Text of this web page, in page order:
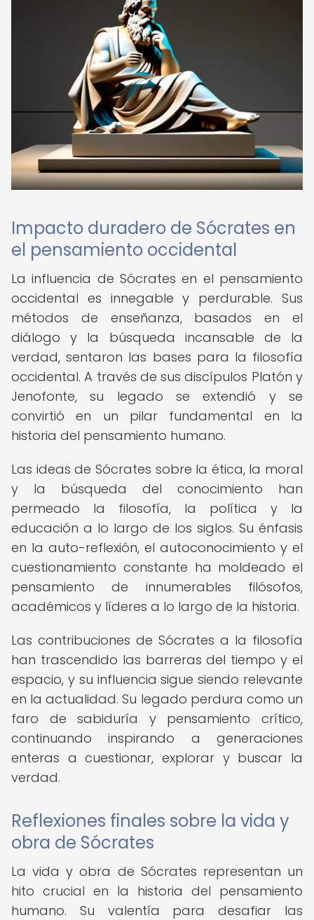
Impacto duradero de Sócrates en
el pensamiento occidental
La influencia de Sócrates en el pensamiento
occidental es innegable y perdurable. Sus
métodos de enseñanza, basados en el
diálogo y la búsqueda incansable de la
verdad, sentaron las bases para la filosofía
occidental. A través de sus discípulos Platón y
Jenofonte, su legado se extendió y se
convirtió en un pilar fundamental en la
historia del pensamiento humano.
Las ideas de Sócrates sobre la ética, la moral
y la búsqueda del conocimiento han
permeado la filosofía, la política y la
educación a lo largo de los siglos. Su énfasis
en la auto-reflexión, el autoconocimiento y el
cuestionamiento constante ha moldeado el
pensamiento de innumerables filósofos,
académicos y líderes a lo largo de la historia.
Las contribuciones de Sócrates a la filosofía
han trascendido las barreras del tiempo y el
espacio, y su influencia sigue siendo relevante
en la actualidad. Su legado perdura como un
faro de sabiduría y pensamiento crítico,
continuando inspirando a generaciones
enteras a cuestionar, explorar y buscar la
verdad.
Reflexiones finales sobre la vida y
obra de Sócrates
La vida y obra de Sócrates representan un
hito crucial en la historia del pensamiento
humano. Su valentía para desafiar las